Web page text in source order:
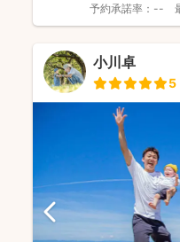
予約承諾率： --
小川卓
5